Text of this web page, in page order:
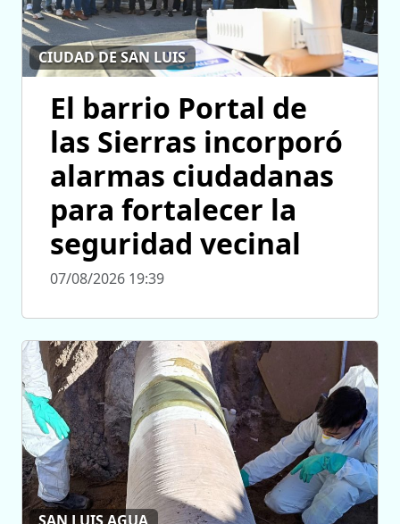
CIUDAD DE SAN LUIS
El barrio Portal de
las Sierras incorporó
alarmas ciudadanas
para fortalecer la
seguridad vecinal
07/08/2026 19:39